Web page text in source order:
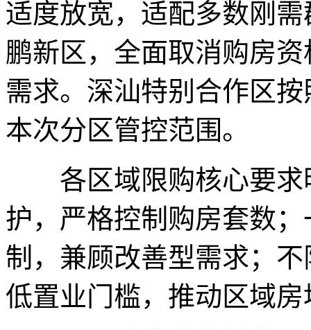
适度放宽，适配多数刚
鹏新区，全面取消购房
需求。深汕特别合作区
本次分区管控范围。
各区域限购核心要求
护，严格控制购房套数
制，兼顾改善型需求；
低置业门槛，推动区域